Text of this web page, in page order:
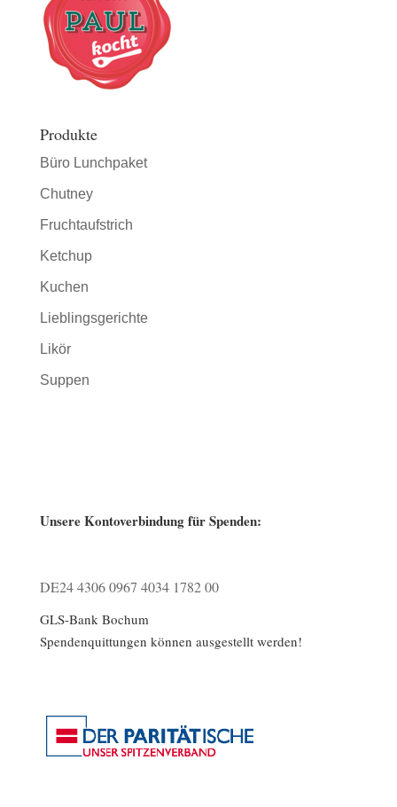
Produkte
Büro Lunchpaket
Chutney
Fruchtaufstrich
Ketchup
Kuchen
Lieblingsgerichte
Likör
Suppen
Unsere Kontoverbindung für Spenden:
DE24 4306 0967 4034 1782 00
GLS-Bank Bochum
Spendenquittungen können ausgestellt werden!